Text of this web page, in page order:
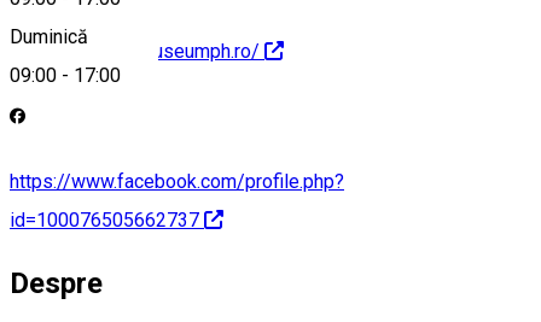
Duminică
09:00 - 17:00
http://www.histmuseumph.ro/
https://www.facebook.com/profile.php?
id=100076505662737
Despre